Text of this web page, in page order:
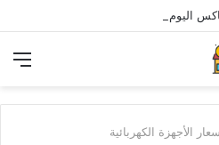
..و5 عيوب
الأجهزة الكهربائية